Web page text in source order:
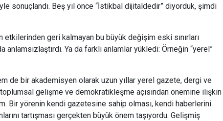
sonuçlandı. Beş yıl önce “İstikbal dijitaldedir” diyorduk, şimdi
geri kalmayan bu büyük değişim eski sınırları
Ya da farklı anlamlar yükledi: Örneğin “yerel”
bir akademisyen olarak uzun yıllar yerel gazete, dergi ve
gelişme ve demokratikleşme açısından önemine ilişkin
Bir yörenin kendi gazetesine sahip olması, kendi haberlerini
tartışması gerçekten büyük önem taşıyordu. Gelişmiş